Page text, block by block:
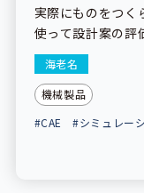
実際にものをつく
使って設計案の評
海老名
機械製品
#CAE
#シミュレー